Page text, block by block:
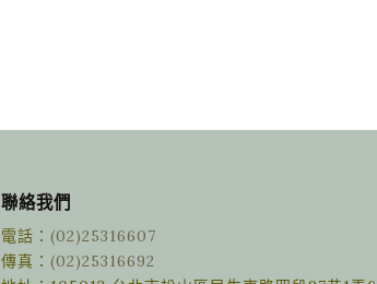
聯絡我們
電話：(02)25316607
傳真：(02)25316692